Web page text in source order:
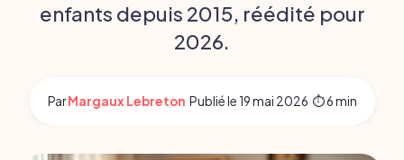
enfants depuis 2015, réédité pour
2026.
ParMargaux Lebreton·Publié le 19 mai 2026·⏱ 6 min